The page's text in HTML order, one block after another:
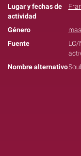
Lugar y fechas de
actividad
Género
Fuente
LC/
Nombre alternativo